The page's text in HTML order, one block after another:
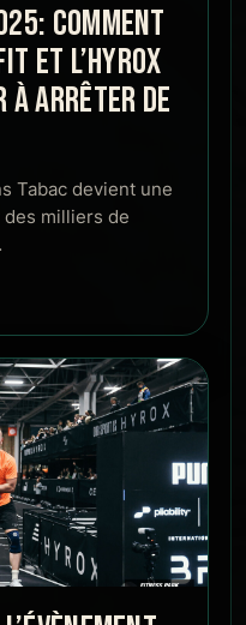
COMMENT
ET L’HYROX
À ARRÊTER DE
Tabac devient une
des milliers de